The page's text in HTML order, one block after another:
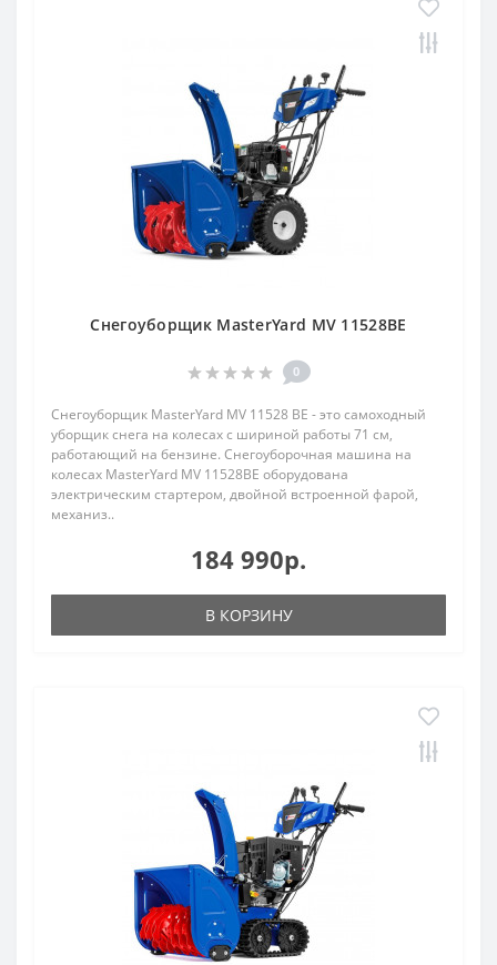
Снегоуборщик MasterYard MV 11528BE
0
Снегоуборщик MasterYard MV 11528 BE - это самоходный
уборщик снега на колесах с шириной работы 71 см,
работающий на бензине. Снегоуборочная машина на
колесах MasterYard MV 11528BE оборудована
электрическим стартером, двойной встроенной фарой,
механиз..
184 990р.
В КОРЗИНУ